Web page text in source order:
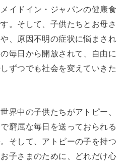
イドイン・ジャパンの健康食
。そして、子供たちとお母さ
、原因不明の症状に悩まされ
毎日から開放されて、自由に
ずつでも社会を変えていきた
界中の子供たちがアトピー、
窮屈な毎日を送っておられる
そして、アトピーの子を持つ
子さまのために、どれだけ心